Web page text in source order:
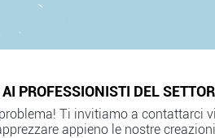
PROFESSIONISTI DEL
Ti invitiamo a contattarci
appieno le nostre